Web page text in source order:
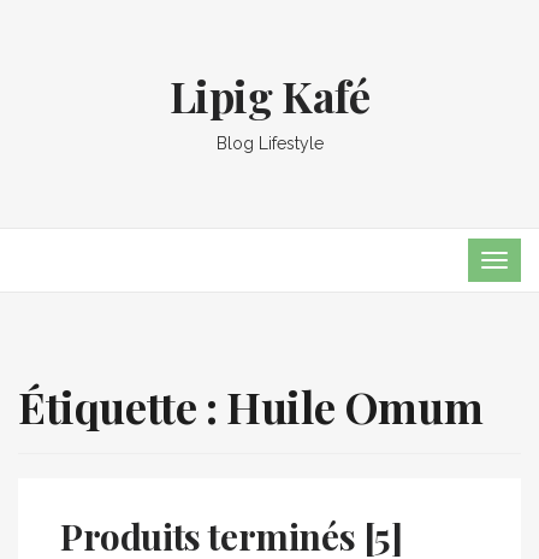
Lipig Kafé
Blog Lifestyle
Étiquette : Huile Omum
Produits terminés [5]